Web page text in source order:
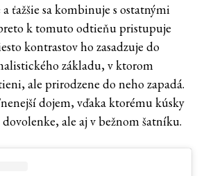
ťažšie sa kombinuje s ostatnými
k tomuto odtieňu pristupuje
kontrastov ho zasadzuje do
základu, v ktorom
ale prirodzene do neho zapadá.
dojem, vďaka ktorému kúsky
ale aj v bežnom šatníku.